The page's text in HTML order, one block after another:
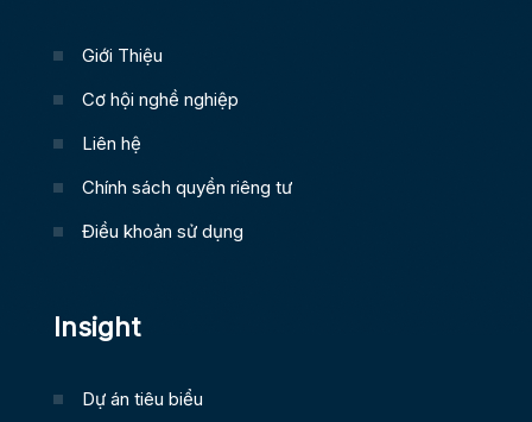
Giới Thiệu
Cơ hội nghề nghiệp
Liên hệ
Chính sách quyền riêng tư
Điều khoản sử dụng
Insight
Dự án tiêu biểu